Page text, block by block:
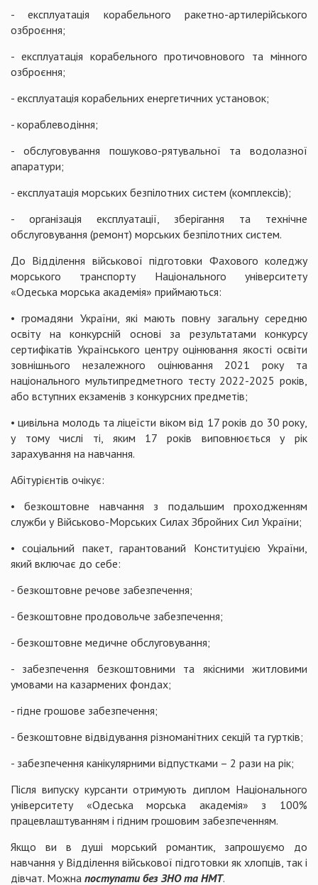
- експлуатація корабельного ракетно-артилерійського
озброєння;
- експлуатація корабельного протичовнового та мінного
озброєння;
- експлуатація корабельних енергетичних установок;
- кораблеводіння;
- обслуговування пошуково-рятувальної та водолазної
апаратури;
- експлуатація морських безпілотних систем (комплексів);
- організація експлуатації, зберігання та технічне
обслуговування (ремонт) морських безпілотних систем.
До Відділення військової підготовки Фахового коледжу
морського транспорту Національного університету
«Одеська морська академія» приймаються:
• громадяни України, які мають повну загальну середню
освіту на конкурсній основі за результатами конкурсу
сертифікатів Українського центру оцінювання якості освіти
зовнішнього незалежного оцінювання 2021 року та
національного мультипредметного тесту 2022-2025 років,
або вступних екзаменів з конкурсних предметів;
• цивільна молодь та ліцеїсти віком від 17 років до 30 року,
у тому числі ті, яким 17 років виповнюється у рік
зарахування на навчання.
Абітурієнтів очікує:
• безкоштовне навчання з подальшим проходженням
служби у Військово-Морських Силах Збройних Сил України;
• соціальний пакет, гарантований Конституцією України,
який включає до себе:
- безкоштовне речове забезпечення;
- безкоштовне продовольче забезпечення;
- безкоштовне медичне обслуговування;
- забезпечення безкоштовними та якісними житловими
умовами на казармених фондах;
- гідне грошове забезпечення;
- безкоштовне відвідування різноманітних секцій та гуртків;
- забезпечення канікулярними відпустками – 2 рази на рік;
Після випуску курсанти отримують диплом Національного
університету «Одеська морська академія» з 100%
працевлаштуванням і гідним грошовим забезпеченням.
Якщо ви в душі морський романтик, запрошуємо до
навчання у Відділення військової підготовки як хлопців, так і
дівчат. Можна поступати без ЗНО та НМТ.